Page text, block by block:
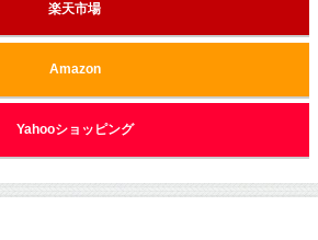
楽天市場
Amazon
Yahooショッピング